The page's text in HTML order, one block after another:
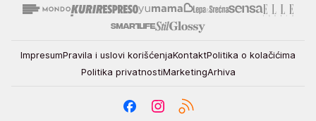
ImpresumPravila i uslovi korišćenjaKontaktPolitika o kolačićima
Politika privatnostiMarketingArhiva